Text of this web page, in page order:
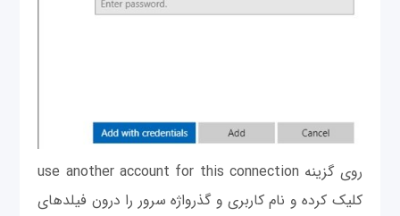
روی گزینه use another account for this connection
کلیک کرده و نام کاربری و گذرواژه سرور را درون فیلدهای